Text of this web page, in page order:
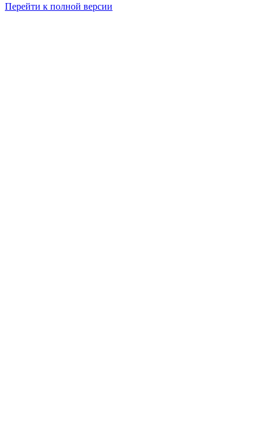
Перейти к полной версии